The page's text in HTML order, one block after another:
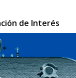
de Interés